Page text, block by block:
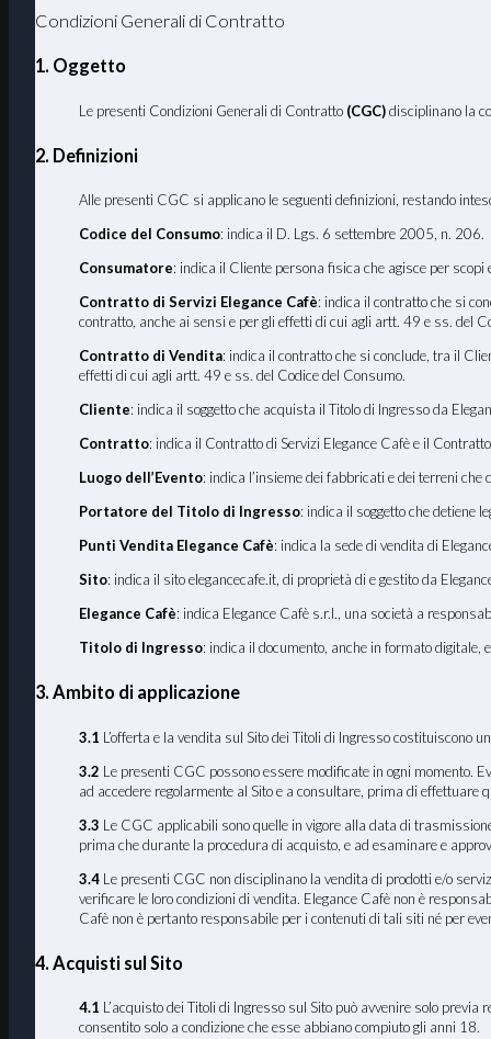
Condizioni Generali di Contratto
1. Oggetto
Le presenti Condizioni Generali di Contratto (CGC)disciplinano la
2. Definizioni
Alle presenti CGC si applicano le seguenti definizioni, restando
Codice del Consumo: indica il D. Lgs. 6 settembre 2005, n. 206.
Consumatore: indica il Cliente persona fisica che agisce per
Contratto di Servizi Elegance Cafè: indica il contratto che si
contratto, anche ai sensi e per gli effetti di cui agli artt. 49 e ss. del
Contratto di Vendita: indica il contratto che si conclude, tra il
effetti di cui agli artt. 49 e ss. del Codice del Consumo.
Cliente: indica il soggetto che acquista il Titolo di Ingresso da
Contratto: indica il Contratto di Servizi Elegance Cafè e il
Luogo dell’Evento: indica l’insieme dei fabbricati e dei terreni
Portatore del Titolo di Ingresso: indica il soggetto che detiene
Punti Vendita Elegance Cafè: indica la sede di vendita di
Sito: indica il sito elegancecafe.it, di proprietà di e gestito da
Elegance Cafè: indica Elegance Cafè s.r.l., una società a
Titolo di Ingresso: indica il documento, anche in formato digitale,
3. Ambito di applicazione
3.1 L’offerta e la vendita sul Sito dei Titoli di Ingresso
3.2 Le presenti CGC possono essere modificate in ogni momento.
ad accedere regolarmente al Sito e a consultare, prima di
3.3 Le CGC applicabili sono quelle in vigore alla data di
prima che durante la procedura di acquisto, e ad esaminare e
3.4 Le presenti CGC non disciplinano la vendita di prodotti e/o
verificare le loro condizioni di vendita. Elegance Cafè non è
Cafè non è pertanto responsabile per i contenuti di tali siti né per
4. Acquisti sul Sito
4.1 L’acquisto dei Titoli di Ingresso sul Sito può avvenire solo
consentito solo a condizione che esse abbiano compiuto gli anni 18.